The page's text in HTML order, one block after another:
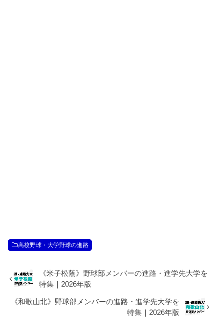
高校野球・大学野球の進路
《米子松蔭》野球部メンバーの進路・進学先大学を
特集｜2026年版
《和歌山北》野球部メンバーの進路・進学先大学を
特集｜2026年版